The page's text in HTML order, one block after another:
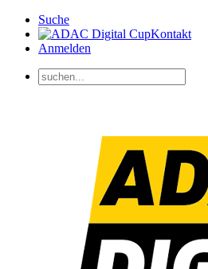
Suche
Kontakt
Anmelden